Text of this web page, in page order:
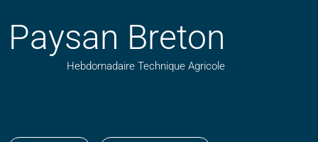
Paysan Breton
Hebdomadaire Technique Agricole